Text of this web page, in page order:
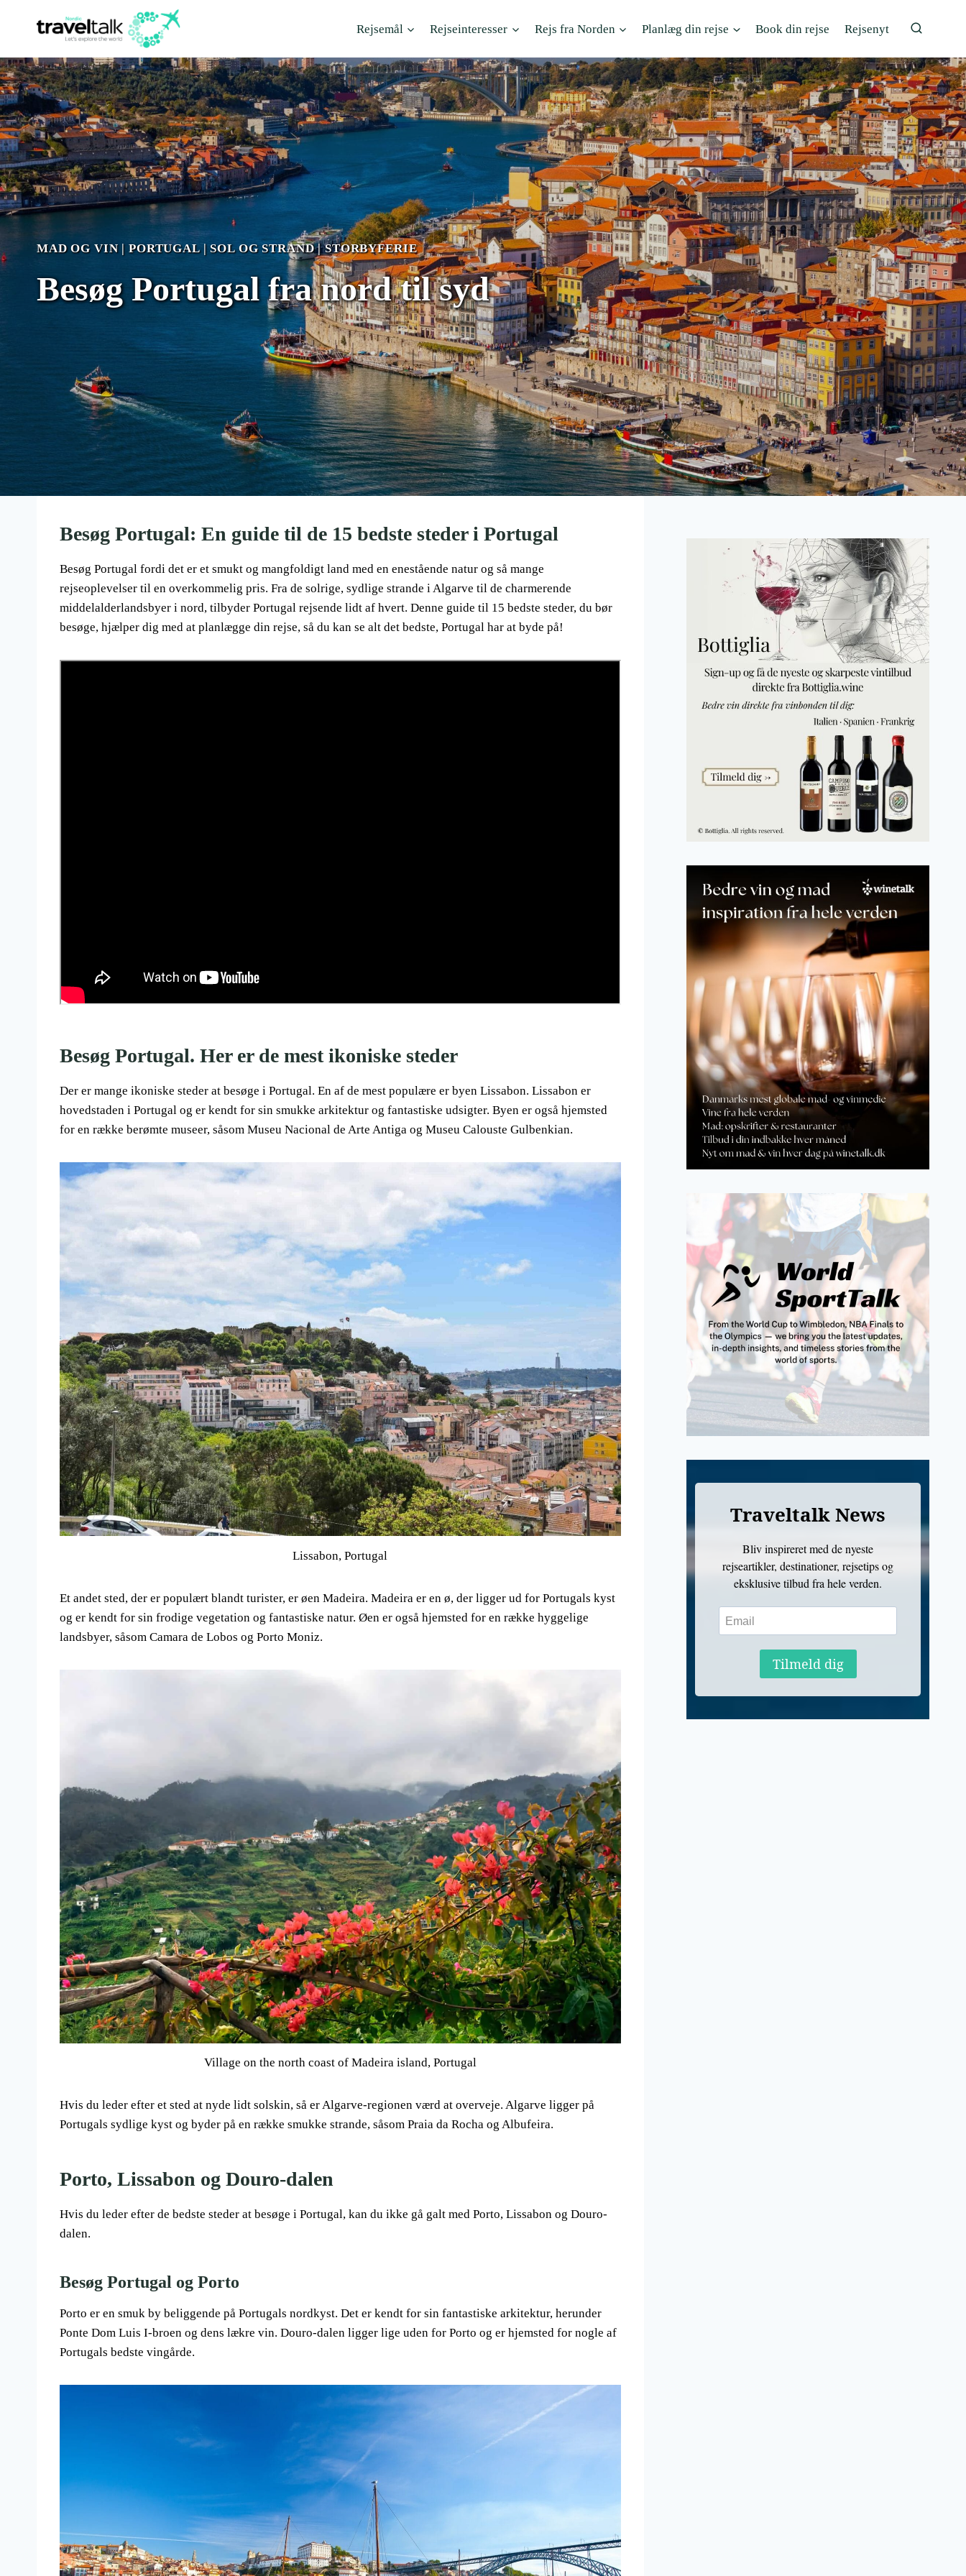
Rejsemål Rejseinteresser Rejs fra Norden Planlæg din rejse Book din rejse Rejsenyt
MAD OG VIN|PORTUGAL|SOL OG STRAND|STORBYFERIE
Besøg Portugal fra nord til syd
Besøg Portugal: En guide til de 15 bedste steder i Portugal
Besøg Portugal fordi det er et smukt og mangfoldigt land med en enestående natur og så mange
rejseoplevelser til en overkommelig pris. Fra de solrige, sydlige strande i Algarve til de charmerende
middelalderlandsbyer i nord, tilbyder Portugal rejsende lidt af hvert. Denne guide til 15 bedste steder, du bør
besøge, hjælper dig med at planlægge din rejse, så du kan se alt det bedste, Portugal har at byde på!
Besøg Portugal. Her er de mest ikoniske steder
Der er mange ikoniske steder at besøge i Portugal. En af de mest populære er byen Lissabon. Lissabon er
hovedstaden i Portugal og er kendt for sin smukke arkitektur og fantastiske udsigter. Byen er også hjemsted
for en række berømte museer, såsom Museu Nacional de Arte Antiga og Museu Calouste Gulbenkian.
Lissabon, Portugal
Et andet sted, der er populært blandt turister, er øen Madeira. Madeira er en ø, der ligger ud for Portugals kyst
og er kendt for sin frodige vegetation og fantastiske natur. Øen er også hjemsted for en række hyggelige
landsbyer, såsom Camara de Lobos og Porto Moniz.
Village on the north coast of Madeira island, Portugal
Hvis du leder efter et sted at nyde lidt solskin, så er Algarve-regionen værd at overveje. Algarve ligger på
Portugals sydlige kyst og byder på en række smukke strande, såsom Praia da Rocha og Albufeira.
Porto, Lissabon og Douro-dalen
Hvis du leder efter de bedste steder at besøge i Portugal, kan du ikke gå galt med Porto, Lissabon og Douro-
dalen.
Besøg Portugal og Porto
Porto er en smuk by beliggende på Portugals nordkyst. Det er kendt for sin fantastiske arkitektur, herunder
Ponte Dom Luis I-broen og dens lækre vin. Douro-dalen ligger lige uden for Porto og er hjemsted for nogle af
Portugals bedste vingårde.
Traveltalk News
Bliv inspireret med de nyeste
rejseartikler, destinationer, rejsetips og
eksklusive tilbud fra hele verden.
Tilmeld dig